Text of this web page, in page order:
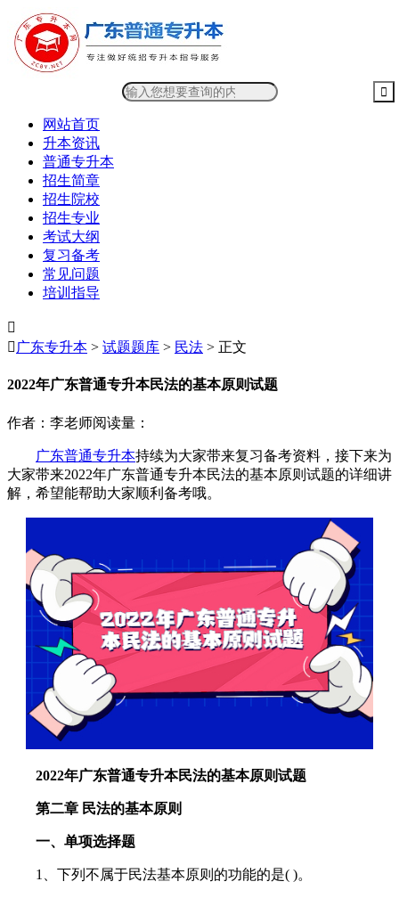
网站首页
升本资讯
普通专升本
招生简章
招生院校
招生专业
考试大纲
复习备考
常见问题
培训指导

 广东专升本 > 试题题库 > 民法 > 正文
2022年广东普通专升本民法的基本原则试题
作者：李老师阅读量：
广东普通专升本持续为大家带来复习备考资料，接下来为
大家带来2022年广东普通专升本民法的基本原则试题的详细讲
解，希望能帮助大家顺利备考哦。
2022年广东普通专升本民法的基本原则试题
第二章 民法的基本原则
一、单项选择题
1、下列不属于民法基本原则的功能的是( )。